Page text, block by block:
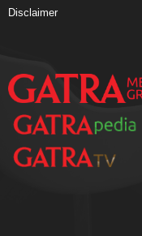
Disclaimer